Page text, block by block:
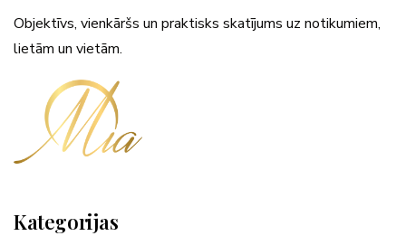
Objektīvs, vienkāršs un praktisks skatījums uz notikumiem,
lietām un vietām.
Kategorijas